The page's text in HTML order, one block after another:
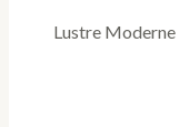
Lustre Moderne